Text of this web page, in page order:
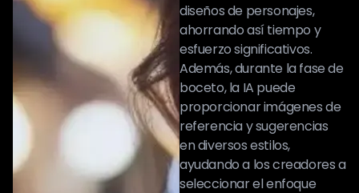
diseños de personajes,
ahorrando así tiempo y
esfuerzo significativos.
Además, durante la fase de
boceto, la IA puede
proporcionar imágenes de
referencia y sugerencias
en diversos estilos,
ayudando a los creadores a
seleccionar el enfoque